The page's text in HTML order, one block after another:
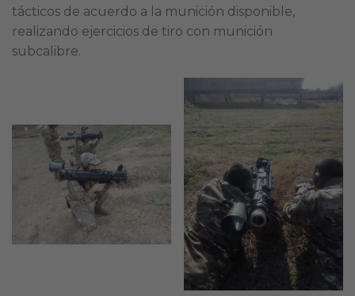
tácticos de acuerdo a la munición disponible,
realizando ejercicios de tiro con munición
subcalibre.